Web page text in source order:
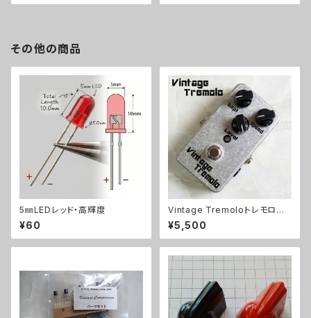
その他の商品
5㎜LEDレッド・高輝度
¥60
Vintage Tremoloトレモロキッ
ト
¥5,500